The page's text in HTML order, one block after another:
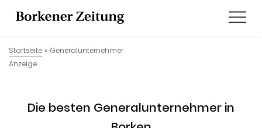
Startseite » Generalunternehmer
Anzeige
Die besten Generalunternehmer in